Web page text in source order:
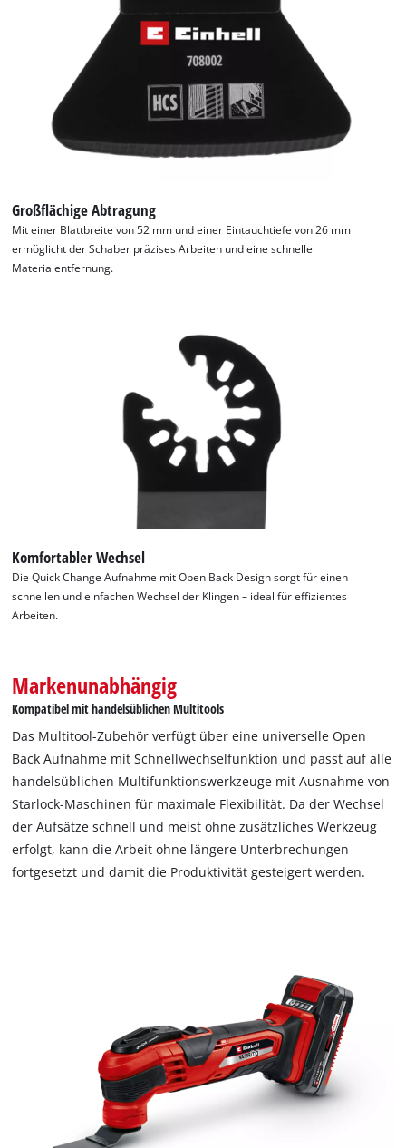
Großflächige Abtragung
Mit einer Blattbreite von 52 mm und einer Eintauchtiefe von 26 mm
ermöglicht der Schaber präzises Arbeiten und eine schnelle
Materialentfernung.
Komfortabler Wechsel
Die Quick Change Aufnahme mit Open Back Design sorgt für einen
schnellen und einfachen Wechsel der Klingen – ideal für effizientes
Arbeiten.
Markenunabhängig
Kompatibel mit handelsüblichen Multitools
Das Multitool-Zubehör verfügt über eine universelle Open
Back Aufnahme mit Schnellwechselfunktion und passt auf alle
handelsüblichen Multifunktionswerkzeuge mit Ausnahme von
Starlock-Maschinen für maximale Flexibilität. Da der Wechsel
der Aufsätze schnell und meist ohne zusätzliches Werkzeug
erfolgt, kann die Arbeit ohne längere Unterbrechungen
fortgesetzt und damit die Produktivität gesteigert werden.